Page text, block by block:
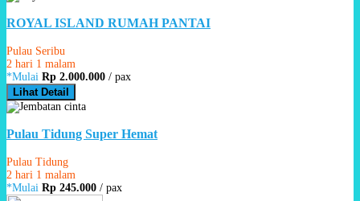
ROYAL ISLAND RUMAH PANTAI
Pulau Seribu
2 hari 1 malam
*Mulai Rp 2.000.000 / pax
Lihat Detail
Pulau Tidung Super Hemat
Pulau Tidung
2 hari 1 malam
*Mulai Rp 245.000 / pax